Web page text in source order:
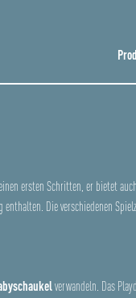
ersten Schritten, er bietet
Die verschiedenen
verwandeln. Das